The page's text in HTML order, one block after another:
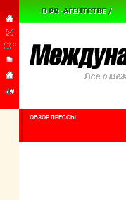
ОБЗОР ПРЕССЫ